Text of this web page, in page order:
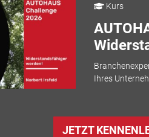
Kurs
Ihres
JETZT